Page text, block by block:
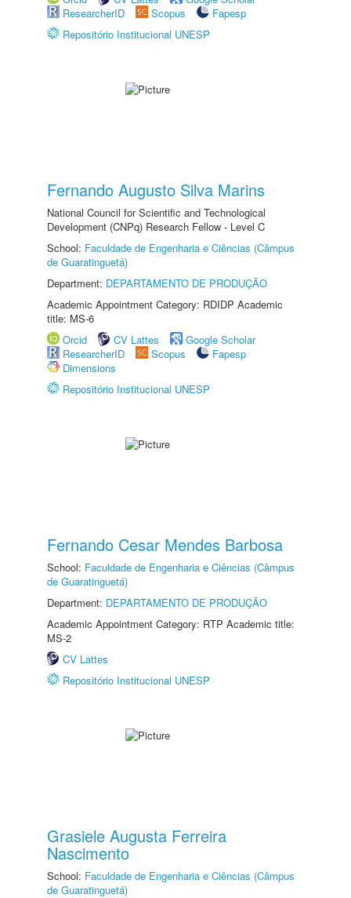
ResearcherID
Scopus
Fapesp
Repositório Institucional UNESP
Fernando Augusto Silva Marins
National Council for Scientific and Technological
Development (CNPq) Research Fellow - Level C
School: Faculdade de Engenharia e Ciências (Câmpus
de Guaratinguetá)
Department: DEPARTAMENTO DE PRODUÇÃO
Academic Appointment Category: RDIDP Academic
title: MS-6
Orcid
CV Lattes
Google Scholar
ResearcherID
Scopus
Fapesp
Dimensions
Repositório Institucional UNESP
Fernando Cesar Mendes Barbosa
School: Faculdade de Engenharia e Ciências (Câmpus
de Guaratinguetá)
Department: DEPARTAMENTO DE PRODUÇÃO
Academic Appointment Category: RTP Academic title:
MS-2
CV Lattes
Repositório Institucional UNESP
Grasiele Augusta Ferreira
Nascimento
School: Faculdade de Engenharia e Ciências (Câmpus
de Guaratinguetá)